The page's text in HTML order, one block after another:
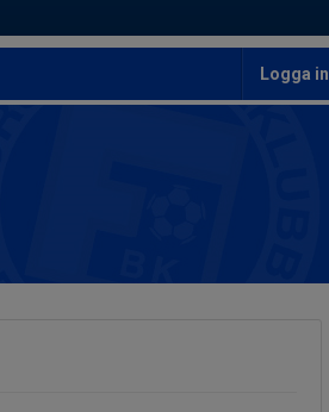
Logga in